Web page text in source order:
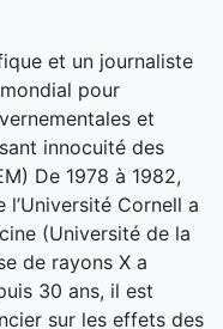
et un journaliste
pour
et
innocuité des
De 1978 à 1982,
Cornell a
(Université de la
de rayons X a
30 ans, il est
sur les effets des